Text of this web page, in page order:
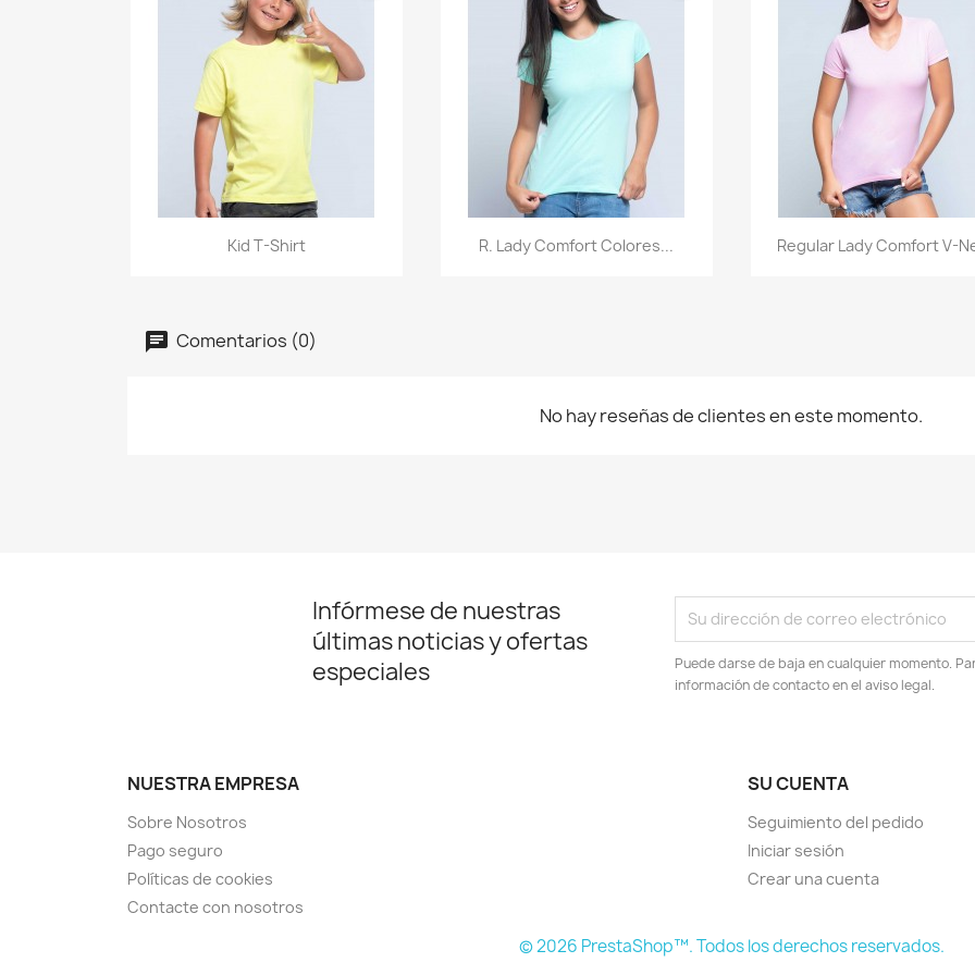
Vista rápida
Kid T-Shirt Vista rápida
R. Lady Comfort Colores... Vista rápida
Regular Lady Comfort V-
Comentarios (0)
No hay reseñas de clientes en este momento.
Infórmese de nuestras
últimas noticias y ofertas
especiales
Puede darse de baja en cualquier momento.
información de contacto en el aviso legal.
NUESTRA EMPRESA
Sobre Nosotros
Pago seguro
Políticas de cookies
Contacte con nosotros
SU CUENTA
Seguimiento del pedido
Iniciar sesión
Crear una cuenta
© 2026 PrestaShop™. Todos los derechos reservados.